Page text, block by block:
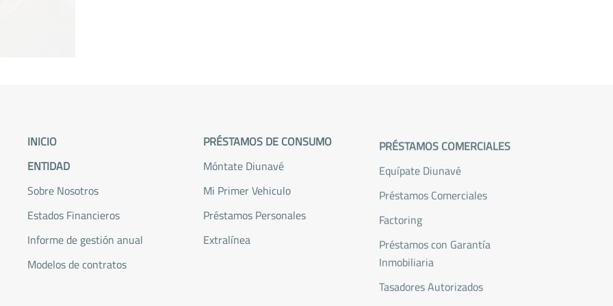
INICIO
ENTIDAD
Sobre Nosotros
Estados Financieros
Informe de gestión anual
Modelos de contratos
PRÉSTAMOS DE CONSUMO
Móntate Diunavé
Mi Primer Vehiculo
Préstamos Personales
Extralínea
PRÉSTAMOS COMERCIALES
Equípate Diunavé
Préstamos Comerciales
Factoring
Préstamos con Garantía
Inmobiliaria
Tasadores Autorizados